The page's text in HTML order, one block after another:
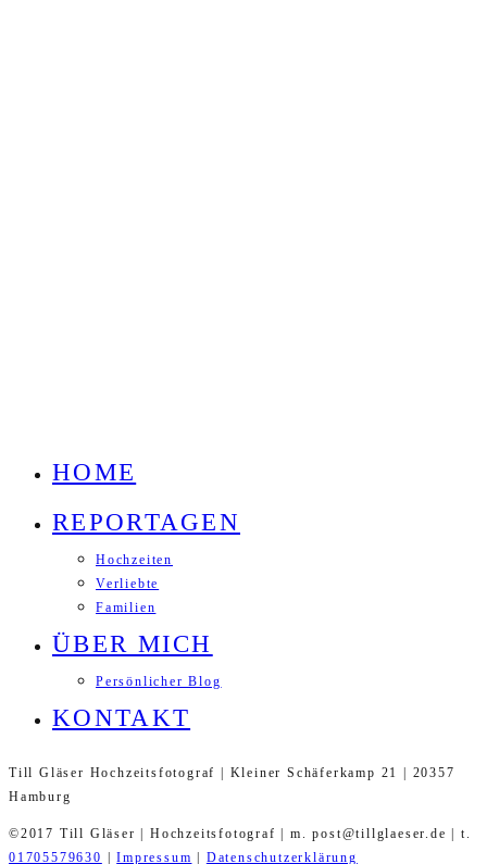
HOME
REPORTAGEN
Hochzeiten
Verliebte
Familien
ÜBER MICH
Persönlicher Blog
KONTAKT
Till Gläser Hochzeitsfotograf | Kleiner Schäferkamp 21 | 20357
Hamburg
©2017 Till Gläser | Hochzeitsfotograf | m. post@tillglaeser.de | t.
01705579630
|Impressum Datenschutzerklärung